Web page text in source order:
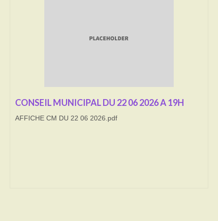
LE BRULAGE DES VEGETAUX
DECHETS VERTS
CONSEIL MUNICIPAL DU 22 06 2026 A 19H
AFFICHE CM DU 22 06 2026.pdf